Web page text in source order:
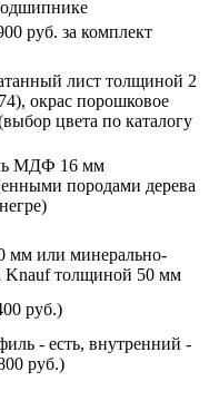
руб. за комплект
лист толщиной 2
окрас порошковое
цвета по каталогу
МДФ 16 мм
породами дерева
мм или минерально-
Knauf толщиной 50 мм
руб.)
- есть, внутренний -
руб.)